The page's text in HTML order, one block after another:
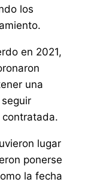
los
en 2021,
una
lugar
ponerse
la fecha